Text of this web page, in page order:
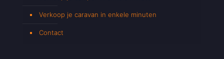
Verkoop je caravan in enkele minuten
Contact